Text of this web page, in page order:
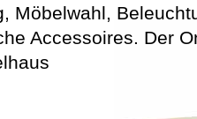
Möbelwahl,
Accessoires. Der